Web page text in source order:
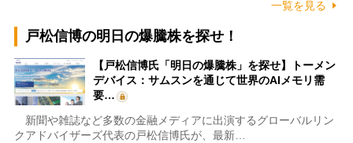
一覧を見る
戸松信博の明日の爆騰株を探せ！
【戸松信博氏「明日の爆騰株」を探せ】トーメン
デバイス：サムスンを通じて世界のAIメモリ需
要…
新聞や雑誌など多数の金融メディアに出演するグローバルリン
クアドバイザーズ代表の戸松信博氏が、最新…